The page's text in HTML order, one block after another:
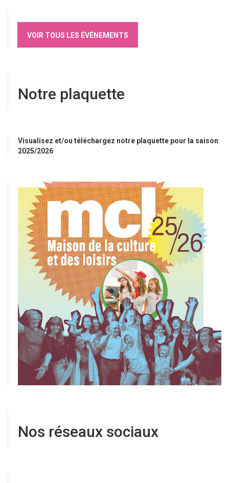
VOIR TOUS LES ÉVÉNEMENTS
Notre plaquette
Visualisez et/ou téléchargez notre plaquette pour la saison
2025/2026
Nos réseaux sociaux